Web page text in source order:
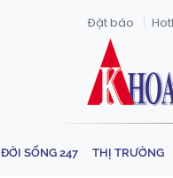
Đặt báo
ĐỜI SỐNG 247 THỊ TRƯỜNG